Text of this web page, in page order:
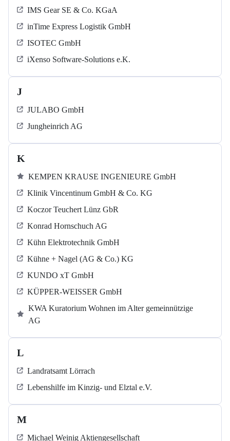
IMS Gear SE & Co. KGaA
inTime Express Logistik GmbH
ISOTEC GmbH
iXenso Software-Solutions e.K.
J
JULABO GmbH
Jungheinrich AG
K
KEMPEN KRAUSE INGENIEURE GmbH
Klinik Vincentinum GmbH & Co. KG
Koczor Teuchert Lünz GbR
Konrad Hornschuch AG
Kühn Elektrotechnik GmbH
Kühne + Nagel (AG & Co.) KG
KUNDO xT GmbH
KÜPPER-WEISSER GmbH
KWA Kuratorium Wohnen im Alter gemeinnützige
AG
L
Landratsamt Lörrach
Lebenshilfe im Kinzig-​​​ und Elztal e.V.
M
Michael Weinig Aktiengesellschaft